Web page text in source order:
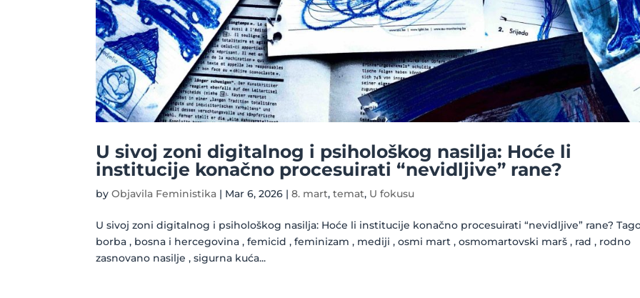
U sivoj zoni digitalnog i psihološkog nasilja: Hoće li
institucije konačno procesuirati “nevidljive” rane?
byObjavila Feministika | Mar 6, 2026 |8. mart,temat, U fokusu
U sivoj zoni digitalnog i psihološkog nasilja: Hoće li institucije konačno procesuirati “nevidljive” rane?
borba , bosna i hercegovina , femicid , feminizam , mediji , osmi mart , osmomartovski marš , rad , rodno
zasnovano nasilje , sigurna kuća...